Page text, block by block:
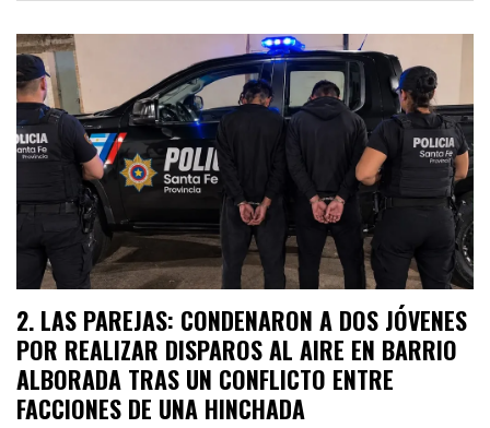
LAS PAREJAS: CONDENARON A DOS JÓVENES
POR REALIZAR DISPAROS AL AIRE EN BARRIO
ALBORADA TRAS UN CONFLICTO ENTRE
FACCIONES DE UNA HINCHADA